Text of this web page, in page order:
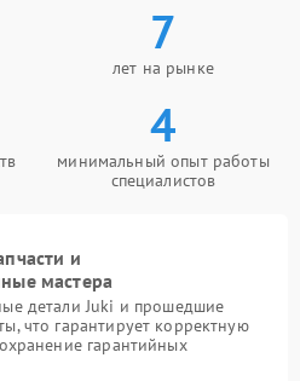
7
лет на рынке
4
минимальный опыт работы
специалистов
и
мастера
детали Juki и прошедшие
что гарантирует корректную
гарантийных